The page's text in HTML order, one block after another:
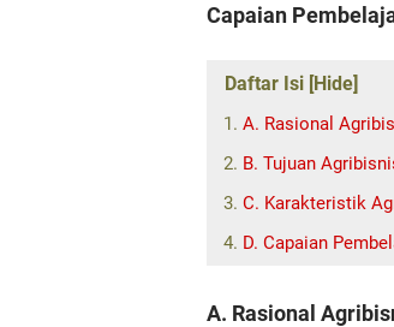
Capaian
Daftar Isi [Hide]
A. Rasional
B. Tujuan
C. Karakteristik
D. Capaian
A. Rasional